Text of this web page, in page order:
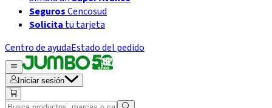
SegurosCencosud
Solicita tu tarjeta
Centro de ayudaEstado del pedido
Iniciar sesión